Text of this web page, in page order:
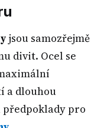
jsou samozřejmě
divit. Ocel se
a dlouhou
předpoklady pro